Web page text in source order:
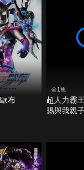
布
全1集
超人力霸
賜與我親